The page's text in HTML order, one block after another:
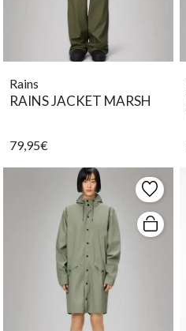
Rains
RAINS JACKET MARSH
79,95€